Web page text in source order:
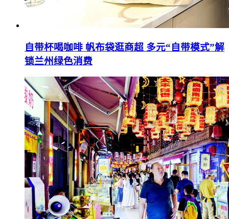
自带杯喝咖啡 帆布袋逛商超 多元“自带模式”解
锁兰州绿色消费